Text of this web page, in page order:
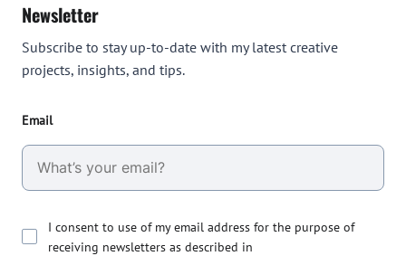
Newsletter
Subscribe to stay up-to-date with my latest creative
projects, insights, and tips.
Email
I consent to use of my email address for the purpose of
receiving newsletters as described in